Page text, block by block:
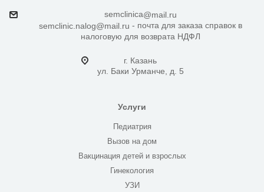
semclinica@mail.ru
semclinic.nalog@mail.ru - почта для заказа справок в
налоговую для возврата НДФЛ
г. Казань
ул. Баки Урманче, д. 5
Услуги
Педиатрия
Вызов на дом
Вакцинация детей и взрослых
Гинекология
УЗИ